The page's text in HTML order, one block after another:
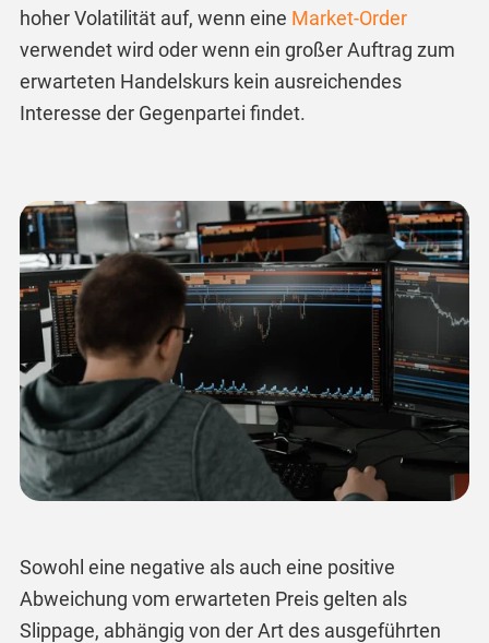
hoher Volatilität auf, wenn eine Market-Order
verwendet wird oder wenn ein großer Auftrag zum
erwarteten Handelskurs kein ausreichendes
Interesse der Gegenpartei findet.
Sowohl eine negative als auch eine positive
Abweichung vom erwarteten Preis gelten als
Slippage, abhängig von der Art des ausgeführten